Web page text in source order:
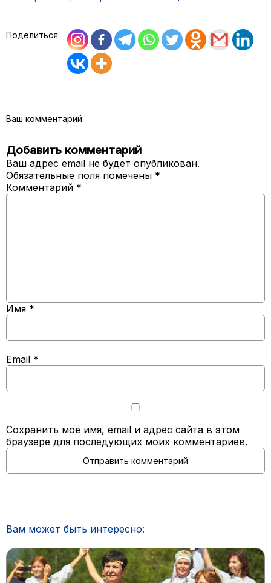
Поделиться:
Ваш комментарий:
Добавить комментарий
Ваш адрес email не будет опубликован.
Обязательные поля помечены *
Комментарий *
Имя *
Email *
Сохранить моё имя, email и адрес сайта в этом
браузере для последующих моих комментариев.
Вам может быть интересно: